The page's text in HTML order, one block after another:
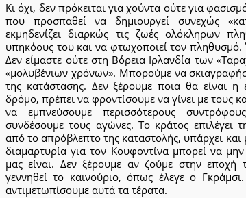
Κι όχι, δεν πρόκειται για χούντα ούτε για
που προσπαθεί να δημιουργεί συνεχώς
εκμηδενίζει διαρκώς τις ζωές ολόκληρων
υπηκόους του και να φτωχοποιεί τον
Δεν είμαστε ούτε στη Βόρεια Ιρλανδία των
«μολυβένιων χρόνων». Μπορούμε να
της κατάστασης. Δεν ξέρουμε ποια θα είναι
δρόμο, πρέπει να φροντίσουμε να γίνει με τους
να εμπνεύσουμε περισσότερους
συνδέσουμε τους αγώνες. Το κράτος επιλέγει
από το απρόβλεπτο της καταστολής, υπάρχει και
διαμαρτυρία για τον Κουφοντίνα μπορεί να μην
μας είναι. Δεν ξέρουμε αν ζούμε στην εποχή
γεννηθεί το καινούριο, όπως έλεγε ο
αντιμετωπίσουμε αυτά τα τέρατα.